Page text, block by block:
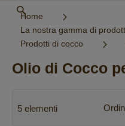
Search
Home
La nostra gamma di
Prodotti di cocco
Olio di Cocco
5 elementi